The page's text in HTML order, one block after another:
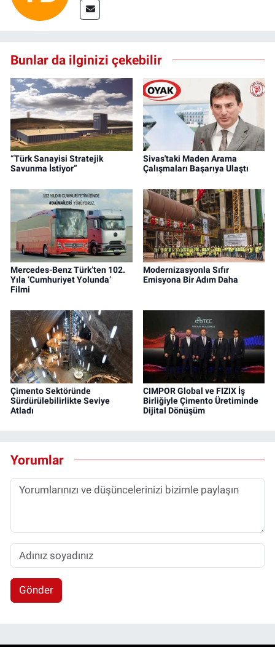
Bunlar da ilginizi çekebilir
“Türk Sanayisi Stratejik
Savunma İstiyor”
Sivas'taki Maden Arama
Çalışmaları Başarıya Ulaştı
Mercedes-Benz Türk’ten 102.
Yıla ‘Cumhuriyet Yolunda’
Filmi
Modernizasyonla Sıfır
Emisyona Bir Adım Daha
Çimento Sektöründe
Sürdürülebilirlikte Seviye
Atladı
CIMPOR Global ve FIZIX İş
Birliğiyle Çimento Üretiminde
Dijital Dönüşüm
Yorumlar
Gönder